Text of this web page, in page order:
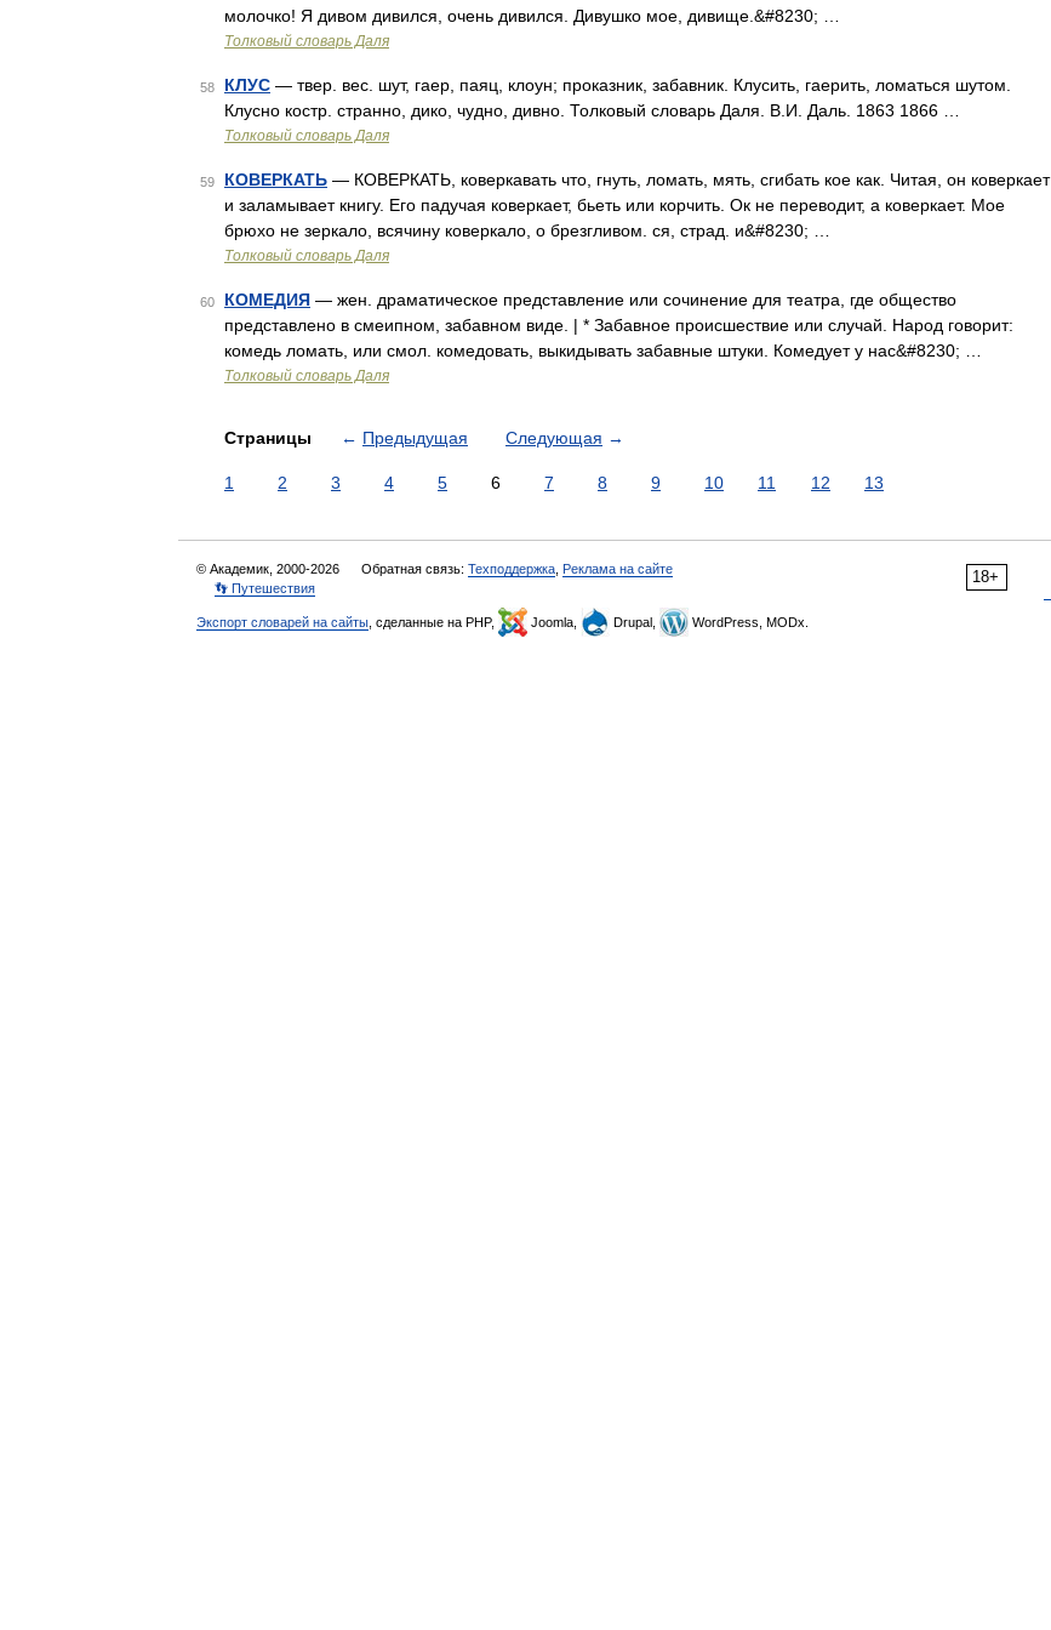
молочко! Я дивом дивился, очень дивился. Дивушко мое, дивище.&#8230; …
Толковый словарь Даля
58 КЛУС — твер. вес. шут, гаер, паяц, клоун; проказник, забавник. Клусить, гаерить, ломаться шутом.
Клусно костр. странно, дико, чудно, дивно. Толковый словарь Даля. В.И. Даль. 1863 1866 …
Толковый словарь Даля
59 КОВЕРКАТЬ — КОВЕРКАТЬ, коверкавать что, гнуть, ломать, мять, сгибать кое как. Читая, он коверкает
и заламывает книгу. Его падучая коверкает, бьеть или корчить. Ок не переводит, а коверкает. Мое
брюхо не зеркало, всячину коверкало, о брезгливом. ся, страд. и&#8230; …
Толковый словарь Даля
60 КОМЕДИЯ — жен. драматическое представление или сочинение для театра, где общество
представлено в смеипном, забавном виде. | * Забавное происшествие или случай. Народ говорит:
комедь ломать, или смол. комедовать, выкидывать забавные штуки. Комедует у нас&#8230; …
Толковый словарь Даля
Страницы ← Предыдущая Следующая →
1 2 3 4 5 6 7 8 9 10 11 12 13
18+
© Академик, 2000-2026 Обратная связь: Техподдержка Реклама на сайте
👣 Путешествия
Экспорт словарей на сайты , сделанные на PHP, Joomla, Drupal, WordPress, MODx.